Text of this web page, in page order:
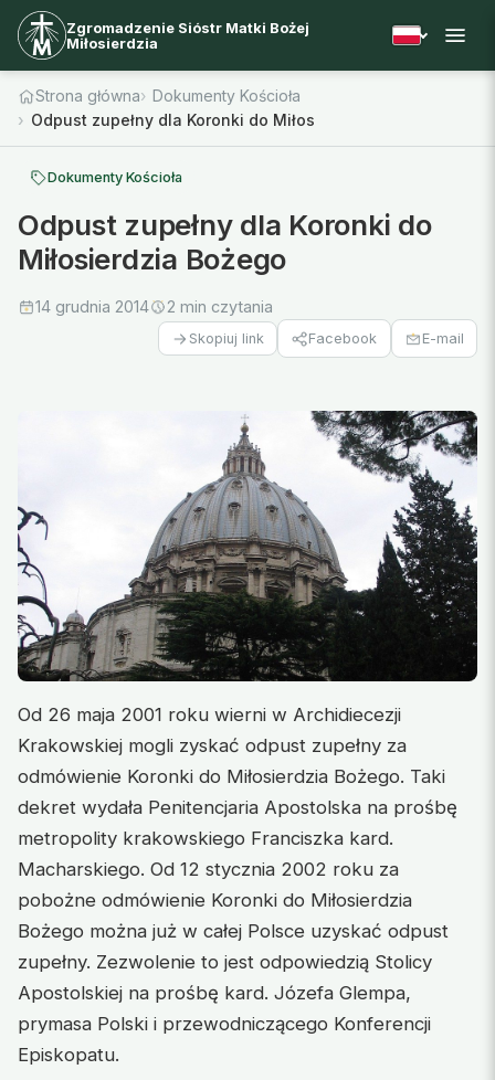
Zgromadzenie Sióstr Matki Bożej
Miłosierdzia
Strona główna
Dokumenty Kościoła
Odpust zupełny dla Koronki do Miłosierdzia Bożego
Dokumenty Kościoła
Odpust zupełny dla Koronki do
Miłosierdzia Bożego
14 grudnia 2014 2 min czytania
Skopiuj link Facebook E-mail
Od 26 maja 2001 roku wierni w Archidiecezji
Krakowskiej mogli zyskać odpust zupełny za
odmówienie Koronki do Miłosierdzia Bożego. Taki
dekret wydała Penitencjaria Apostolska na prośbę
metropolity krakowskiego Franciszka kard.
Macharskiego. Od 12 stycznia 2002 roku za
pobożne odmówienie Koronki do Miłosierdzia
Bożego można już w całej Polsce uzyskać odpust
zupełny. Zezwolenie to jest odpowiedzią Stolicy
Apostolskiej na prośbę kard. Józefa Glempa,
prymasa Polski i przewodniczącego Konferencji
Episkopatu.